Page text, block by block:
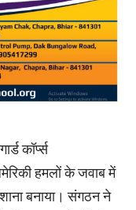
कॉर्प्स
हमलों के जवाब में
बनाया। संगठन ने